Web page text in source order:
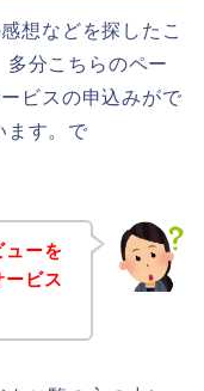
想などを探したこ
多分こちらのペー
ビスの申込みがで
ます。で
ューを
ビス